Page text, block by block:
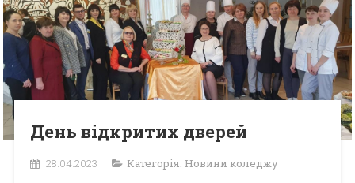
День відкритих дверей
28.04.2023 Категорія: Новини коледжу